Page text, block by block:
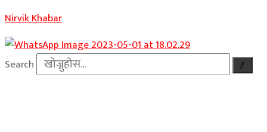
Nirvik Khabar
Search